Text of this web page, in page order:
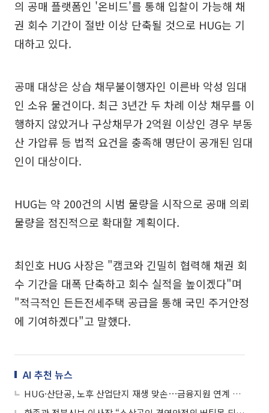
의 공매 플랫폼인 '온비드'를 통해 입찰이 가능해 채
권 회수 기간이 절반 이상 단축될 것으로 HUG는 기
대하고 있다.
공매 대상은 상습 채무불이행자인 이른바 악성 임대
인 소유 물건이다. 최근 3년간 두 차례 이상 채무를 이
행하지 않았거나 구상채무가 2억원 이상인 경우 부동
산 가압류 등 법적 요건을 충족해 명단이 공개된 임대
인이 대상이다.
HUG는 약 200건의 시범 물량을 시작으로 공매 의뢰
물량을 점진적으로 확대할 계획이다.
최인호 HUG 사장은 "캠코와 긴밀히 협력해 채권 회
수 기간을 대폭 단축하고 회수 실적을 높이겠다"며
"적극적인 든든전세주택 공급을 통해 국민 주거안정
에 기여하겠다"고 말했다.
AI 추천 뉴스
HUG·산단공, 노후 산업단지 재생 맞손⋯금융지원 연계 본격화